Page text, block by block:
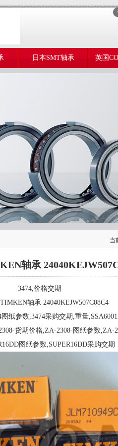
日本SMT轴承 英国
当
轴承
3474,价格交期
轴承 24040KEJW507C08C4
纸参数,3474采购交期,重量
货期价格,ZA-2308-图纸参数,ZA-
图纸参数,SUPER16DD采购交期